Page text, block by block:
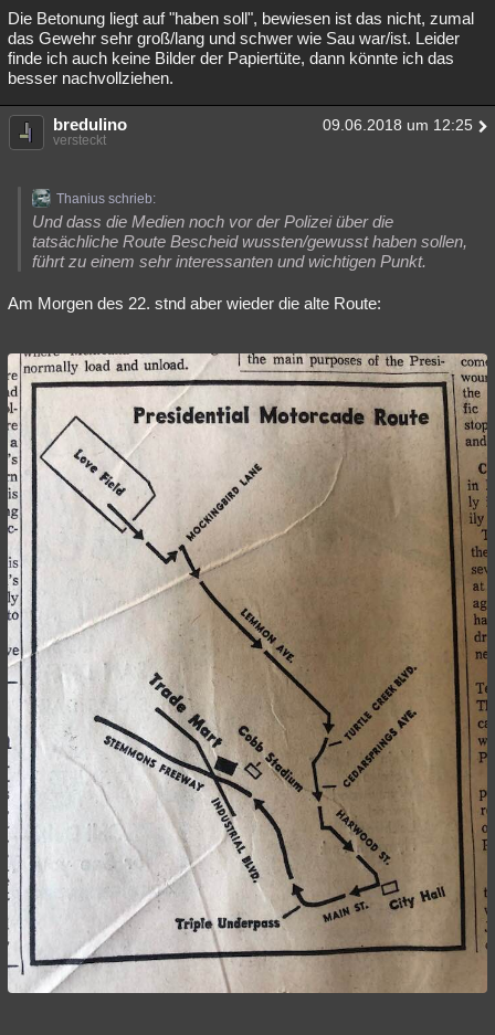
Die Betonung liegt auf "haben soll", bewiesen ist das nicht, zumal
das Gewehr sehr groß/lang und schwer wie Sau war/ist. Leider
finde ich auch keine Bilder der Papiertüte, dann könnte ich das
besser nachvollziehen.
bredulino 09.06.2018 um 12:25
versteckt
Thanius schrieb:
Und dass die Medien noch vor der Polizei über die
tatsächliche Route Bescheid wussten/gewusst haben sollen,
führt zu einem sehr interessanten und wichtigen Punkt.
Am Morgen des 22. stnd aber wieder die alte Route: